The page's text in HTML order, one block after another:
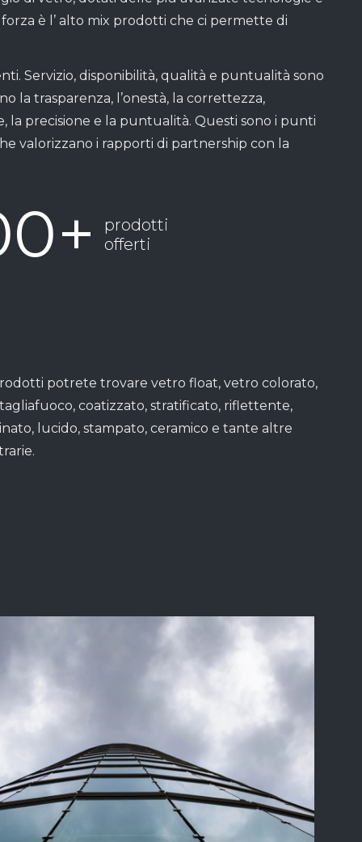
è l’ alto mix prodotti che ci permette di
Servizio, disponibilità, qualità e puntualità sono
la trasparenza, l’onestà, la correttezza,
la precisione e la puntualità. Questi sono i punti
valorizzano i rapporti di partnership con la
+
prodotti
offerti
potrete trovare vetro float, vetro colorato,
coatizzato, stratificato, riflettente,
lucido, stampato, ceramico e tante altre